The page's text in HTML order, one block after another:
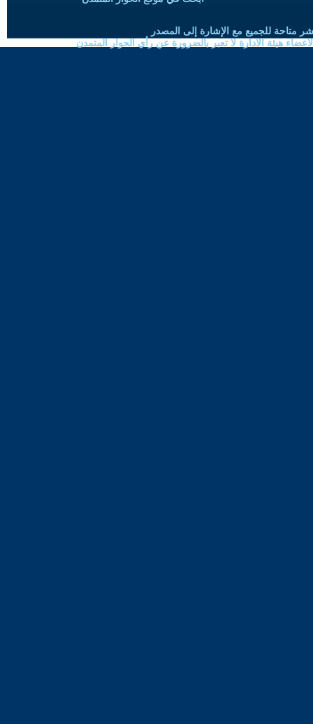
متاحة للجميع مع الإشارة إلى المصدر
هيئة الادارة لا تعبر بالضرورة عن رأي الحوار المتمدن